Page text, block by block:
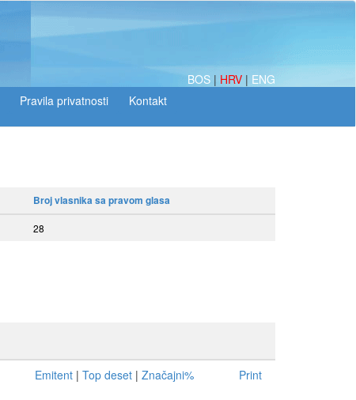
BOS | HRV | ENG
Broj vlasnika sa pravom glasa
28
Emitent | Top deset | Značajni% Print